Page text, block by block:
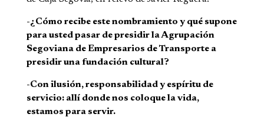
-¿Cómo recibe este nombramiento y qué supone
para usted pasar de presidir la Agrupación
Segoviana de Empresarios de Transporte a
presidir una fundación cultural?
-Con ilusión, responsabilidad y espíritu de
servicio: allí donde nos coloque la vida,
estamos para servir.